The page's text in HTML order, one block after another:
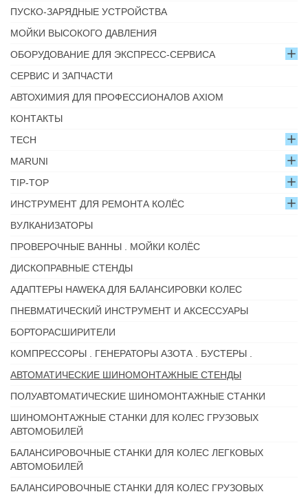
ПУСКО-ЗАРЯДНЫЕ УСТРОЙСТВА
МОЙКИ ВЫСОКОГО ДАВЛЕНИЯ
ОБОРУДОВАНИЕ ДЛЯ ЭКСПРЕСС-СЕРВИСА
СЕРВИС И ЗАПЧАСТИ
АВТОХИМИЯ ДЛЯ ПРОФЕССИОНАЛОВ AXIOM
КОНТАКТЫ
TECH
MARUNI
TIP-TOP
ИНСТРУМЕНТ ДЛЯ РЕМОНТА КОЛЁС
ВУЛКАНИЗАТОРЫ
ПРОВЕРОЧНЫЕ ВАННЫ . МОЙКИ КОЛЁС
ДИСКОПРАВНЫЕ СТЕНДЫ
АДАПТЕРЫ HAWEKA ДЛЯ БАЛАНСИРОВКИ КОЛЕС
ПНЕВМАТИЧЕСКИЙ ИНСТРУМЕНТ И АКСЕССУАРЫ
БОРТОРАСШИРИТЕЛИ
КОМПРЕССОРЫ . ГЕНЕРАТОРЫ АЗОТА . БУСТЕРЫ .
АВТОМАТИЧЕСКИЕ ШИНОМОНТАЖНЫЕ СТЕНДЫ
ПОЛУАВТОМАТИЧЕСКИЕ ШИНОМОНТАЖНЫЕ СТАНКИ
ШИНОМОНТАЖНЫЕ СТАНКИ ДЛЯ КОЛЕС ГРУЗОВЫХ
АВТОМОБИЛЕЙ
БАЛАНСИРОВОЧНЫЕ СТАНКИ ДЛЯ КОЛЕС ЛЕГКОВЫХ
АВТОМОБИЛЕЙ
БАЛАНСИРОВОЧНЫЕ СТАНКИ ДЛЯ КОЛЕС ГРУЗОВЫХ